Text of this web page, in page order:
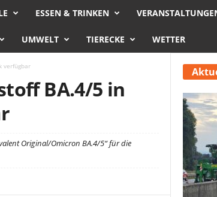
ESSEN & TRINKEN
UMWELT TIERECKE WETTER
verfügbar
BA.4/5 in
Original/Omicron BA.4/5“ für die